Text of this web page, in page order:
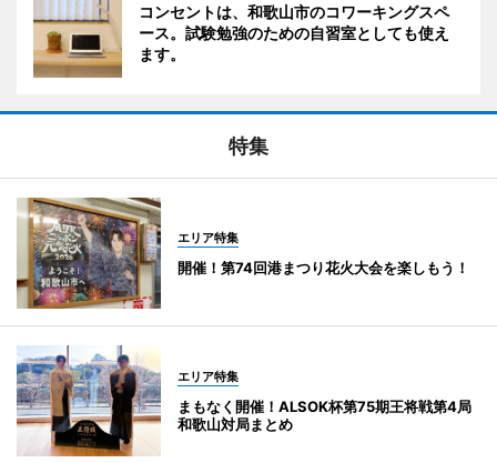
コンセントは、和歌山市のコワーキングスペ
ース。試験勉強のための自習室としても使え
ます。
特集
エリア特集
開催！第74回港まつり花火大会を楽しもう！
エリア特集
まもなく開催！ALSOK杯第75期王将戦第4局
和歌山対局まとめ